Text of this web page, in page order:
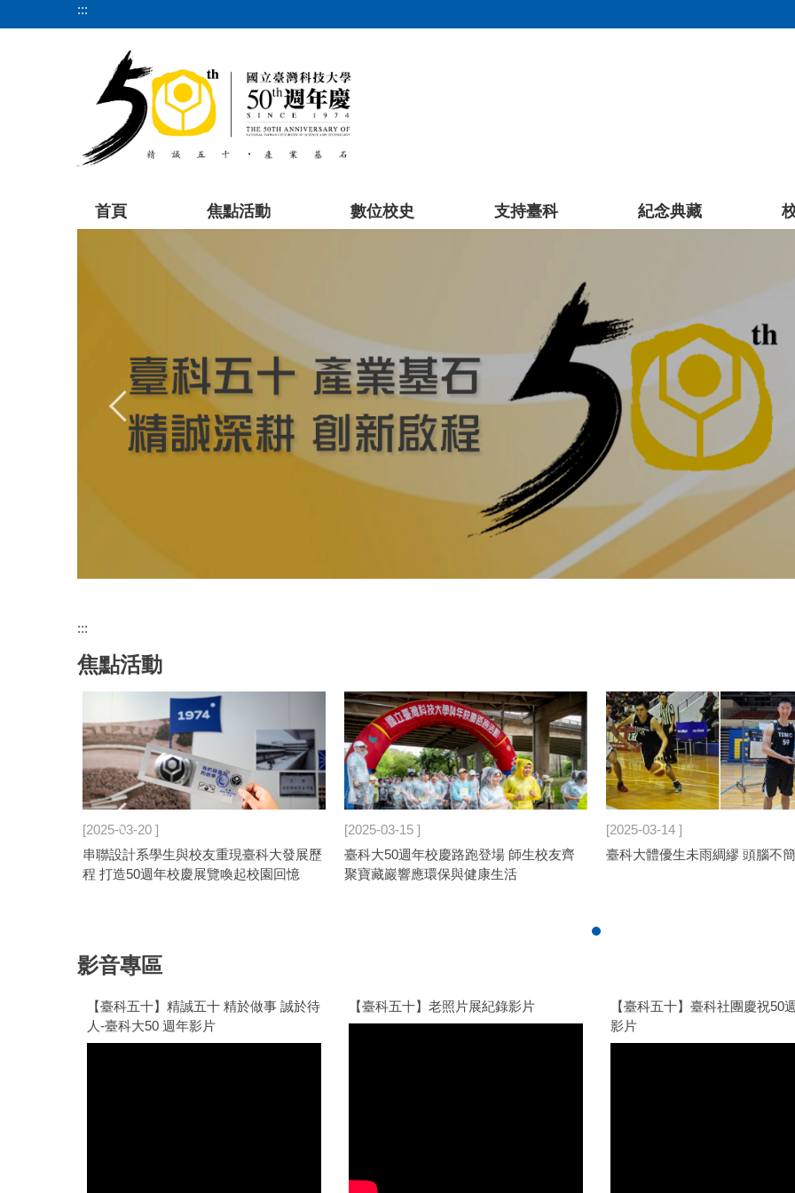
到
:::
首頁 焦點活動 數位校史 支持臺科 紀念典藏
:::
焦點活動
2025-03-20
串聯設計系學生與校友重現臺科大發展歷
程 打造50週年校慶展覽喚起校園回憶
2025-03-15
臺科大50週年校慶路跑登場 師生校友齊
聚寶藏巖響應環保與健康生活
2025-03-14
臺科大體優生未雨綢繆 頭腦不
影音專區
【臺科五十】精誠五十 精於做事 誠於待
人-臺科大50 週年影片
【臺科五十】老照片展紀錄影片
【臺科五十】臺科社團慶祝50
影片